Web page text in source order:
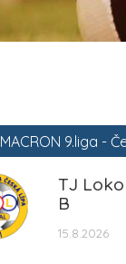
MACRON 9.liga -
TJ
B
15.8.2026